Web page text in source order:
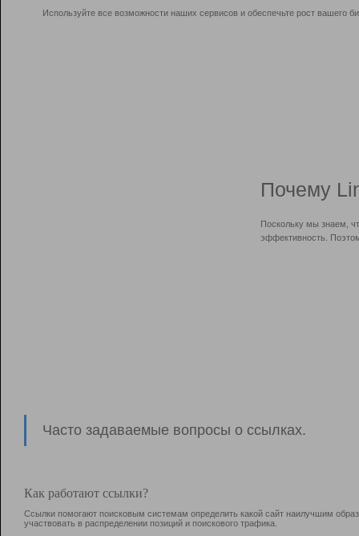
Используйте все возможности наших сервисов и обеспечьте рост вашего
Почему
Поскольку мы знаем,
эффективность.
Часто задаваемые вопросы о ссылках.
Как работают ссылки?
Ссылки помогают поисковым системам определить какой сайт наилучшим
участвовать в раcпределении позиций и поискового трафика.